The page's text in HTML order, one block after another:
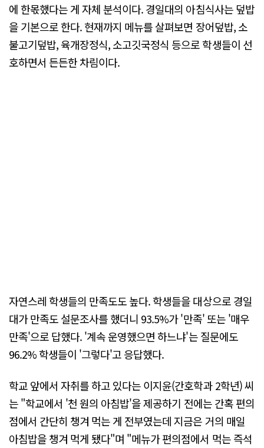
에 한몫했다는 게 자체 분석이다. 경일대의 아침식사는 덮밥
을 기본으로 한다. 현재까지 메뉴를 살펴보면 장어덮밥, 소
불고기덮밥, 육개장정식, 소고깃국정식 등으로 학생들이 선
호하면서 든든한 차림이다.
자연스레 학생들의 만족도도 높다. 학생들을 대상으로 경일
대가 만족도 설문조사를 했더니 93.5%가 '만족' 또는 '매우
만족'으로 답했다. '계속 운영했으면 하느냐'는 질문에도
96.2% 학생들이 '그렇다'고 응답했다.
학교 앞에서 자취를 하고 있다는 이지윤(간호학과 2학년) 씨
는 "학교에서 '천 원의 아침밥'을 제공하기 전에는 간혹 편의
점에서 간단히 챙겨 먹는 게 전부였는데 지금은 거의 매일
아침밥을 챙겨 먹게 됐다"며 "메뉴가 편의점에서 먹는 즉석